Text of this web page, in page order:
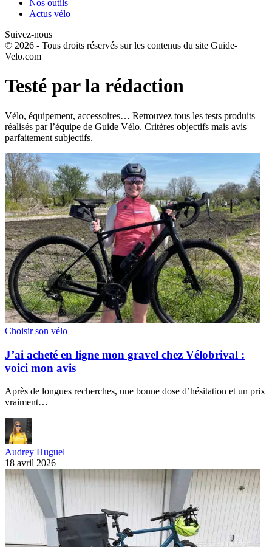
Nos outils
Actus vélo
Suivez-nous
© 2026 - Tous droits réservés sur les contenus du site Guide-
Velo.com
Testé par la rédaction
Vélo, équipement, accessoires… Retrouvez tous les tests produits
réalisés par l’équipe de Guide Vélo. Critères objectifs mais avis
parfaitement subjectifs.
Choisir son vélo
J’ai acheté en ligne mon gravel chez Vélobrival :
voici mon avis
Après de longues recherches, une bonne dose d’hésitation et un prix
vraiment…
Audrey Huguel
18 avril 2026